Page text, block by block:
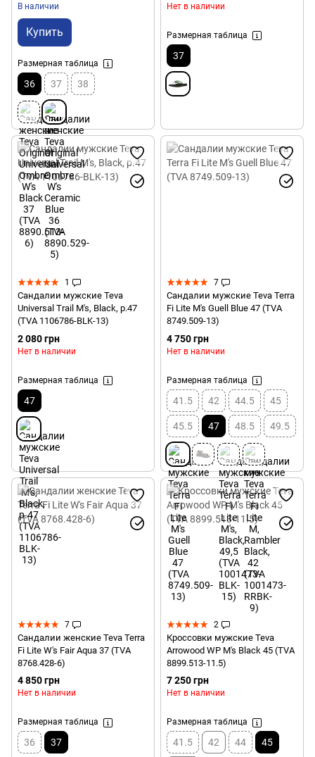
В наличии
Купить
Размерная таблица
36 37 38
Нет в наличии
Размерная таблица
37
1
Сандалии мужские Teva
Universal Trail M's, Black, р.47
(TVA 1106786-BLK-13)
2 080 грн
Нет в наличии
Размерная таблица
47
7
Сандалии мужские Teva Terra
Fi Lite M's Guell Blue 47 (TVA
8749.509-13)
4 750 грн
Нет в наличии
Размерная таблица
41.5 42 44.5 45
45.5 47 48.5 49.5
7
Сандалии женские Teva Terra
Fi Lite W's Fair Aqua 37 (TVA
8768.428-6)
4 850 грн
Нет в наличии
Размерная таблица
36 37
2
Кроссовки мужские Teva
Arrowood WP M's Black 45 (TVA
8899.513-11.5)
7 250 грн
Нет в наличии
Размерная таблица
41.5 42 44 45